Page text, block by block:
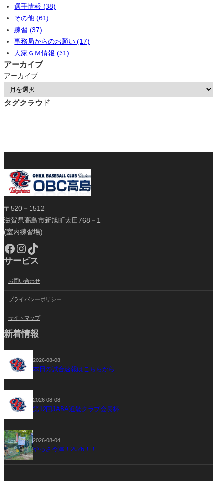
選手情報 (38)
その他 (61)
練習 (37)
事務局からのお願い (17)
大家ＧＭ情報 (31)
アーカイブ
アーカイブ
タグクラウド
〒520－1512
滋賀県高島市新旭町太田768－1
(室内練習場)
Facebook Instagram TikTok
サービス
お問い合わせ
プライバシーポリシー
サイトマップ
新着情報
2026-08-08
本日の試合速報はこちらから
2026-08-08
第12回JABA近畿クラブ会長杯
2026-08-04
やっさ今津！2026！！